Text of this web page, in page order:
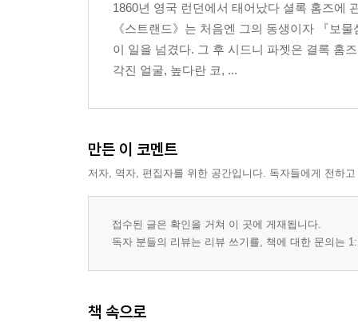
1860년 영국 런던에서 태어났다 셜록 홈즈에
《스트랜드》는 처음엔 그의 동생이자 『보
이 일을 넘겼다. 그 후 시드니 파젯은 결록 홈
각진 얼굴, 높다란 코, ...
만든 이 코멘트
저자, 역자, 편집자를 위한 공간입니다. 독자들에게 전하
접수된 글은 확인을 거쳐 이 곳에 게재됩니다.
독자 분들의 리뷰는 리뷰 쓰기를, 책에 대한 문의는
책 속으로